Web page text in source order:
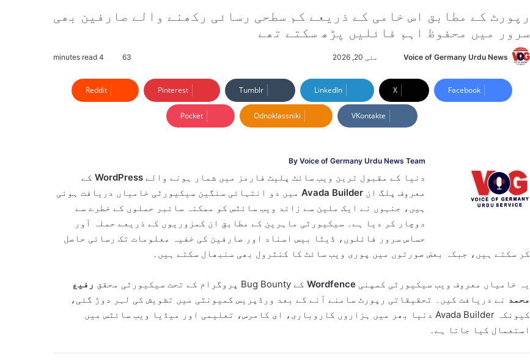
رپورٹ کے مطابق اس خامی کے ذریعے کم سطحی رسائی رکھنے والے صارفین بھی
سرور میں محفوظ اہم فائلیں پڑھ سکتے تھے
Voice of Germany Urdu News
n
d
n
m
مئی 20, 2026 63
Facebook
X
LinkedIn
Tumblr
Pinterest
Reddit
VKontakte
Odnoklassniki
Pocket
By Voice of Germany Urdu News Team
دنیا کے مقبول ترین ویب سائٹ پلیٹ فارمز میں شمار ہونے والے WordPressکے
معروف پلگ ان Avada Builderمیں دو انتہائی سنگین سیکیورٹی خامیاں دریافت ہوئی
ہیں، جنہوں نے ایک ملین سے زائد ویب سائٹس کو ممکنہ سائبر حملوں کے خطرے سے
دوچار کر دیا ہے۔ سیکیورٹی ماہرین کے مطابق ان کمزوریوں کے ذریعے حملہ آور
حساس سرور فائلوں، ڈیٹا بیس اسناد اور صارفین کی خفیہ معلومات تک رسائی حاصل
کر سکتے ہیں، جبکہ بعض صورتوں میں پوری ویب سائٹ کا کنٹرول بھی سنبھال سکتے ہیں۔
یہ خامیاں معروف ویب سیکیورٹی کمپنی Wordfence کے Bug Bounty پروگرام کے تحت سیکیورٹی محقق
رفیع
محمد نے دریافت کیں۔ تحقیقاتی رپورٹ سامنے آنے کے بعد ورڈپریس کمیونٹی میں تشویش کی لہر دوڑ گئی،
کیونکہ Avada Builder دنیا بھر میں ہزاروں کاروباری، ای کامرس، تعلیمی اور میڈیا ویب سائٹس میں
استعمال کیا جاتا ہے۔